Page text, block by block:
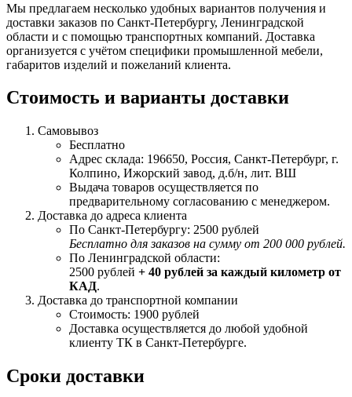
Мы предлагаем несколько удобных вариантов получения и
доставки заказов по Санкт-Петербургу, Ленинградской
области и с помощью транспортных компаний. Доставка
организуется с учётом специфики промышленной мебели,
габаритов изделий и пожеланий клиента.
Стоимость и варианты доставки
Самовывоз
Бесплатно
Адрес склада: 196650, Россия, Санкт-Петербург, г.
Колпино, Ижорский завод, д.б/н, лит. ВШ
Выдача товаров осуществляется по
предварительному согласованию с менеджером.
Доставка до адреса клиента
По Санкт-Петербургу: 2500 рублей
Бесплатно для заказов на сумму от 200 000 рублей.
По Ленинградской области:
2500 рублей + 40 рублей за каждый километр от
КАД.
Доставка до транспортной компании
Стоимость: 1900 рублей
Доставка осуществляется до любой удобной
клиенту ТК в Санкт-Петербурге.
Сроки доставки